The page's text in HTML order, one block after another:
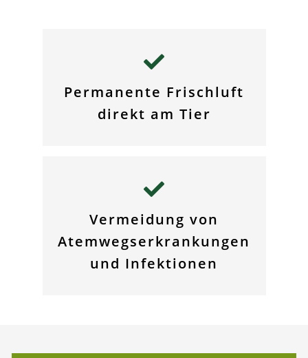
Permanente Frischluft
direkt am Tier
Vermeidung von
Atemwegserkrankungen
und Infektionen